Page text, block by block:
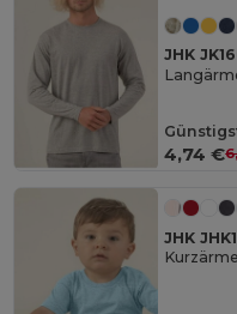
JHK
4,74 €
JHK